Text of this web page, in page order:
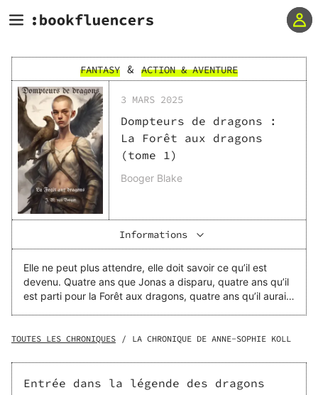
FANTASY & ACTION & AVENTURE
3 MARS 2025
Dompteurs de dragons :
La Forêt aux dragons
(tome 1)
Booger Blake
Informations
Elle ne peut plus attendre, elle doit savoir ce qu’il est
devenu. Quatre ans que Jonas a disparu, quatre ans qu’il
est parti pour la Forêt aux dragons, quatre ans qu’il aurait
joie avec toute la bande. Il aurait au moins envoyé une
fini par penser qu’il était mort. Après tout, quand on se
rend à la Forêt, il n’y a pas tellement de possibilités : soit
TOUTES LES CHRONIQUES / LA CHRONIQUE DE ANNE-SOPHIE KOLL
Entrée dans la légende des dragons